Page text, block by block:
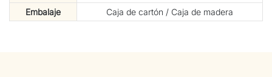
Embalaje
Caja de cartón / Caja de madera